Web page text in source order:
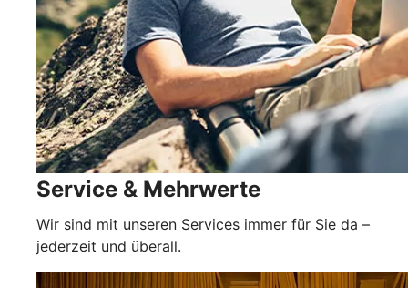
Service & Mehrwerte
Wir sind mit unseren Services immer für Sie da –
jederzeit und überall.